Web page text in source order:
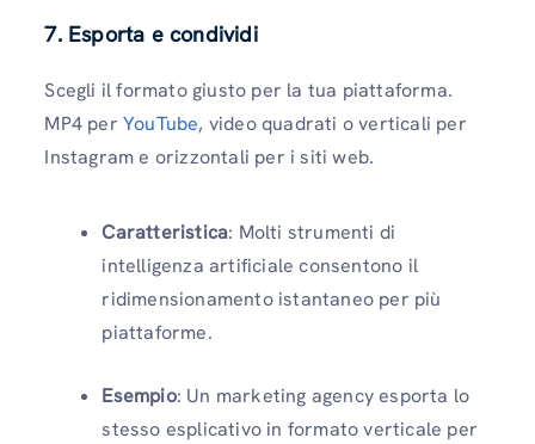
7. Esporta e condividi
Scegli il formato giusto per la tua piattaforma.
MP4 per YouTube, video quadrati o verticali per
Instagram e orizzontali per i siti web.
Caratteristica: Molti strumenti di
intelligenza artificiale consentono il
ridimensionamento istantaneo per più
piattaforme.
Esempio: Un marketing agency esporta lo
stesso esplicativo in formato verticale per